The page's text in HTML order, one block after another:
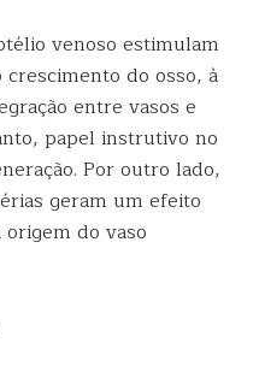
venoso estimulam
crescimento do osso, à
entre vasos e
papel instrutivo no
Por outro lado,
geram um efeito
do vaso